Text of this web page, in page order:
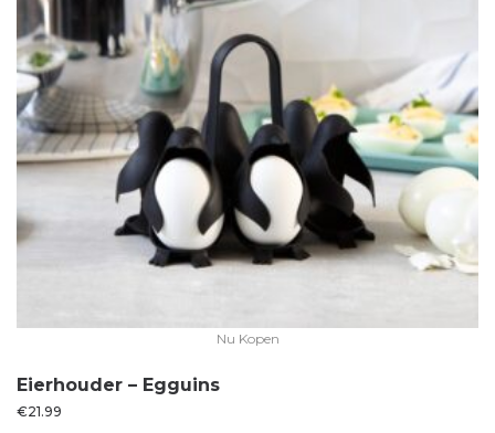
Nu Kopen
Eierhouder – Egguins
€21.99